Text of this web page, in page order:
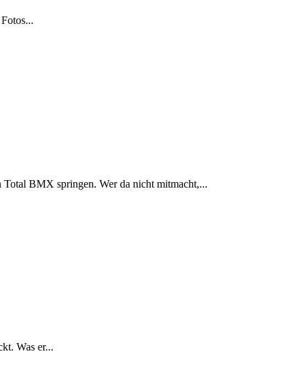
BMX springen. Wer da nicht mitmacht,...
Was er...